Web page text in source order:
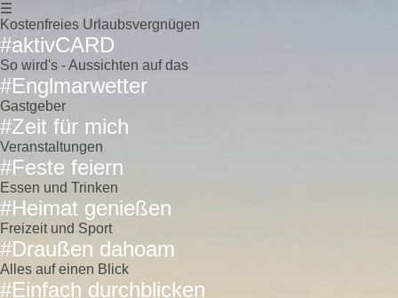
☰
Kostenfreies Urlaubsvergnügen
#aktivCARD
So wird's - Aussichten auf das
#Englmarwetter
Gastgeber
#Zeit für mich
Veranstaltungen
#Feste feiern
Essen und Trinken
#Heimat genießen
Freizeit und Sport
#Draußen dahoam
Alles auf einen Blick
#Einfach durchblicken